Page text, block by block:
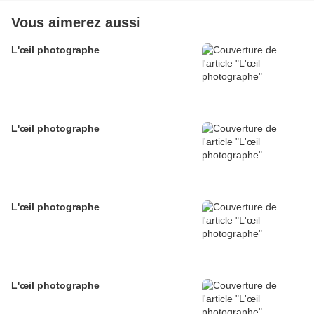
Vous aimerez aussi
L'œil photographe
L'œil photographe
L'œil photographe
L'œil photographe